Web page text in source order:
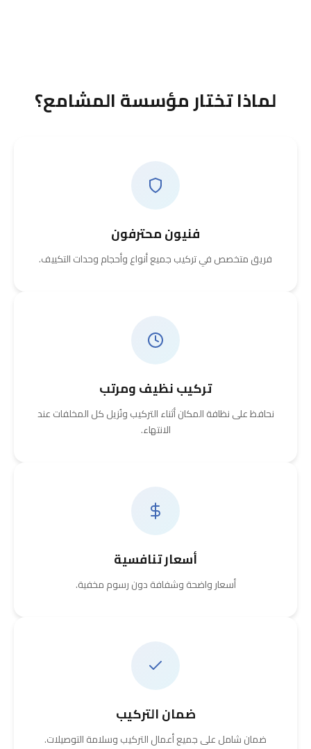
لماذا تختار مؤسسة المشامع؟
فنيون محترفون
فريق متخصص في تركيب جميع أنواع وأحجام وحدات التكييف.
تركيب نظيف ومرتب
نحافظ على نظافة المكان أثناء التركيب ونُزيل كل المخلفات عند
الانتهاء.
أسعار تنافسية
أسعار واضحة وشفافة دون رسوم مخفية.
ضمان التركيب
ضمان شامل على جميع أعمال التركيب وسلامة التوصيلات.